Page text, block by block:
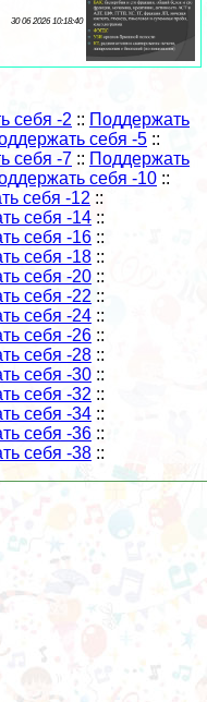
30 06 2026 10:18:40
себя -2 :: Поддержать
себя -5 ::
себя -7 :: Поддержать
себя -10 ::
себя -12 ::
себя -14 ::
себя -16 ::
себя -18 ::
себя -20 ::
себя -22 ::
себя -24 ::
себя -26 ::
себя -28 ::
себя -30 ::
себя -32 ::
себя -34 ::
себя -36 ::
себя -38 ::